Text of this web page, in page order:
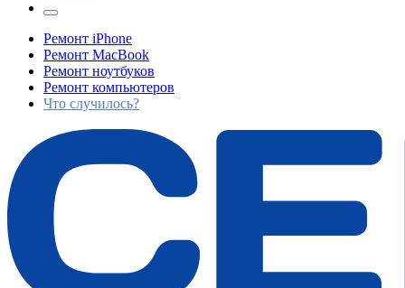
Ремонт iPhone
Ремонт MacBook
Ремонт ноутбуков
Ремонт компьютеров
Что случилось?